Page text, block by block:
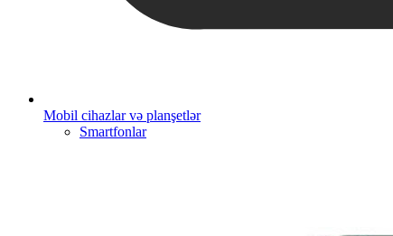
Mobil cihazlar və planşetlər
Smartfonlar